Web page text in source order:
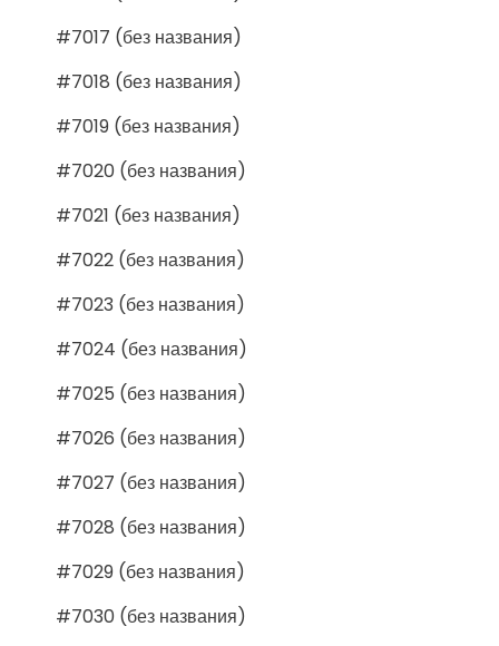
#7017 (без названия)
#7018 (без названия)
#7019 (без названия)
#7020 (без названия)
#7021 (без названия)
#7022 (без названия)
#7023 (без названия)
#7024 (без названия)
#7025 (без названия)
#7026 (без названия)
#7027 (без названия)
#7028 (без названия)
#7029 (без названия)
#7030 (без названия)